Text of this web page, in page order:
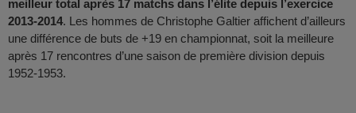
meilleur total après 17 matchs dans l’élite depuis l’exercice
2013-2014. Les hommes de Christophe Galtier affichent d’ailleurs
une différence de buts de +19 en championnat, soit la meilleure
après 17 rencontres d’une saison de première division depuis
1952-1953.